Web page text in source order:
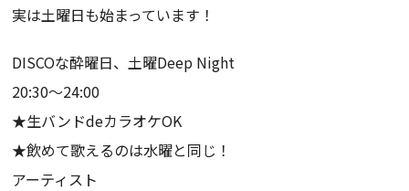
実は土曜日も始まっています！
DISCOな酔曜日、土曜Deep Night
20:30～24:00
★生バンドdeカラオケOK
★飲めて歌えるのは水曜と同じ！
アーティスト